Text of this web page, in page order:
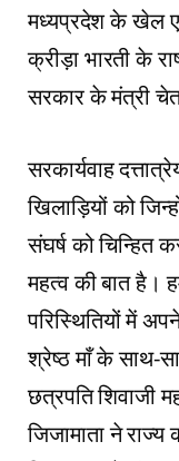
मध्यप्रदेश के खेल
क्रीड़ा भारती के
सरकार के मंत्री
सरकार्यवाह
खिलाड़ियों को
संघर्ष को चिन्हित
महत्व की बात है।
परिस्थितियों में
श्रेष्ठ माँ के साथ-
छत्रपति शिवाजी
जिजामाता ने